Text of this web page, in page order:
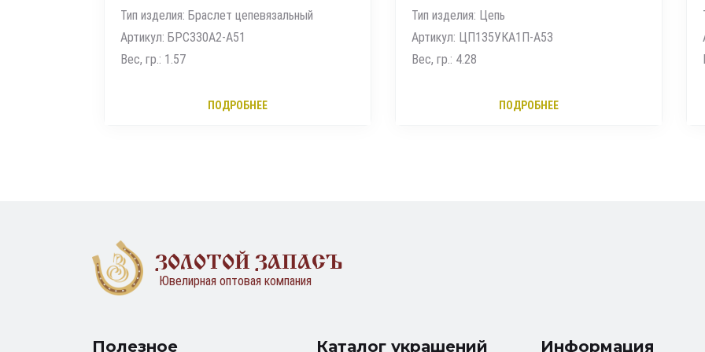
Тип изделия: Цепь
Артикул: ЦП135УКА1П-А53
Вес, гр.: 4.28
ПОДРОБНЕЕ
Тип изделия: Мужские печатки
Артикул: 040125
Вес, гр.: 4.75
ПОДРОБНЕЕ
ЗОЛОТОЙ ЗАПАСЪ
Ювелирная оптовая компания
Полезное Каталог украшений Информация